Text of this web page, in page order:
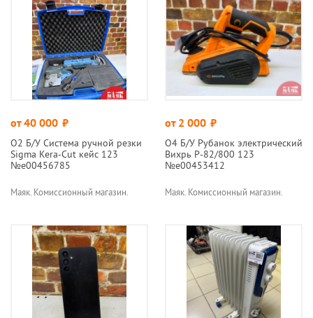
от 40 000 руб.
О2 Б/У Система ручной резки
Sigma Kera-Cut кейс 123
№e00456785
Маяк. Комиссионный магазин.
от 2 000 руб.
О4 Б/У Рубанок электрический
Вихрь Р-82/800 123
№e00453412
Маяк. Комиссионный магазин.